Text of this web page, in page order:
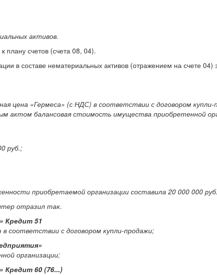
активов.
плану счетов (счета 08, 04).
в составе нематериальных активов (отражением на счете
цена «Гермеса» (с НДС) в соответствии с договором
актом балансовая стоимость имущества приобретенной
руб.;
приобретаемой организации составила 20 000 000
отразил так.
Кредит 51
соответствии с договором купли-продажи;
организации;
Кредит 60 (76...)